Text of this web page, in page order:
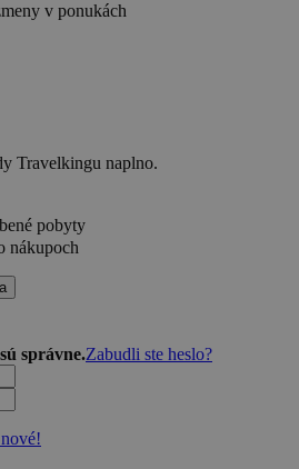
v ponukách
Travelkingu naplno.
pobyty
nákupoch
správne.Zabudli ste heslo?